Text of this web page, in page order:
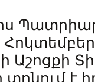
տոնում է